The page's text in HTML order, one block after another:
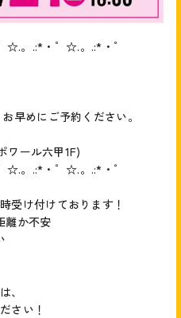
。.:*・゜☆.。.:*・゜
早めにご予約ください。
ワール六甲1F)
。.:*・゜☆.。.:*・゜
受け付けております！
離か不安
、
さい！